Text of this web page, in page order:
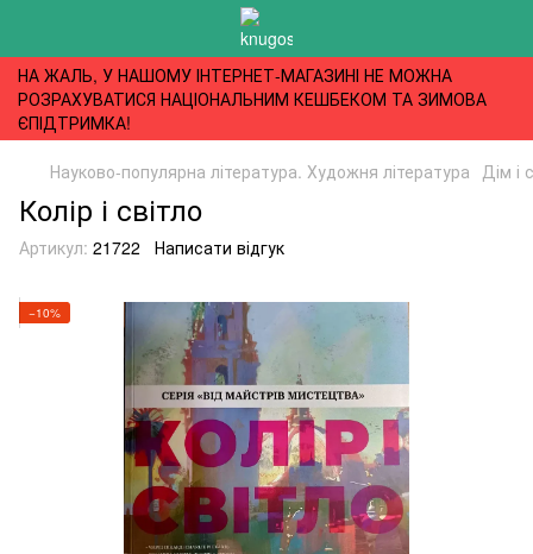
НА ЖАЛЬ, У НАШОМУ ІНТЕРНЕТ-МАГАЗИНІ НЕ МОЖНА
РОЗРАХУВАТИСЯ НАЦІОНАЛЬНИМ КЕШБЕКОМ ТА ЗИМОВА
ЄПІДТРИМКА!
Науково-популярна література. Художня література Дім і
Колір і світло
Артикул: 21722 Написати відгук
−10%